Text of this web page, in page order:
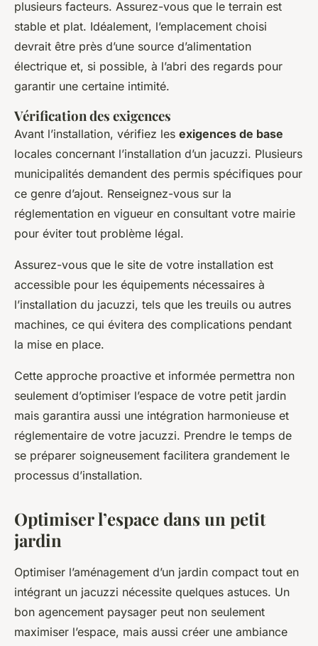
plusieurs facteurs. Assurez-vous que le terrain est
stable et plat. Idéalement, l’emplacement choisi
devrait être près d’une source d’alimentation
électrique et, si possible, à l’abri des regards pour
garantir une certaine intimité.
Vérification des exigences
Avant l’installation, vérifiez les exigences de base
locales concernant l’installation d’un jacuzzi. Plusieurs
municipalités demandent des permis spécifiques pour
ce genre d’ajout. Renseignez-vous sur la
réglementation en vigueur en consultant votre mairie
pour éviter tout problème légal.
Assurez-vous que le site de votre installation est
accessible pour les équipements nécessaires à
l’installation du jacuzzi, tels que les treuils ou autres
machines, ce qui évitera des complications pendant
la mise en place.
Cette approche proactive et informée permettra non
seulement d’optimiser l’espace de votre petit jardin
mais garantira aussi une intégration harmonieuse et
réglementaire de votre jacuzzi. Prendre le temps de
se préparer soigneusement facilitera grandement le
processus d’installation.
Optimiser l’espace dans un petit
jardin
Optimiser l’aménagement d’un jardin compact tout en
intégrant un jacuzzi nécessite quelques astuces. Un
bon agencement paysager peut non seulement
maximiser l’espace, mais aussi créer une ambiance